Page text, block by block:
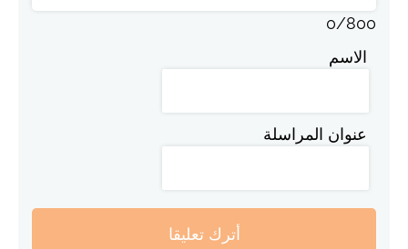
0/800
الاسم
عنوان المراسلة
أترك تعليقا